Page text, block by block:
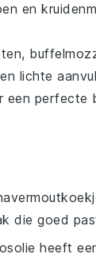
en
,
lichte
een perfecte
die goed
heeft